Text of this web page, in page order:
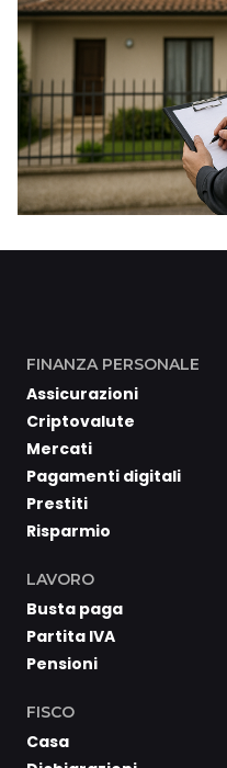
FINANZA PERSONALE
Assicurazioni
Criptovalute
Mercati
Pagamenti digitali
Prestiti
Risparmio
LAVORO
Busta paga
Partita IVA
Pensioni
FISCO
Casa